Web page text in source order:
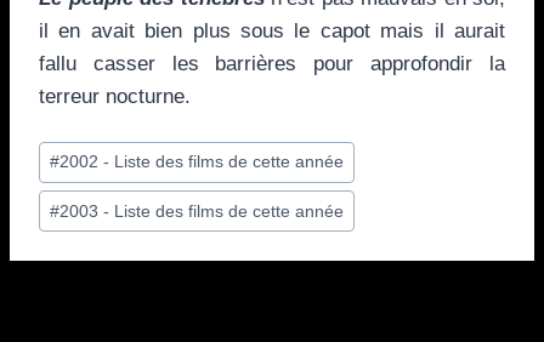
il en avait bien plus sous le capot mais il aurait
fallu casser les barrières pour approfondir la
terreur nocturne.
Étiquettes
de
la
#2002 - Liste des films de cette année
#2003 - Liste des films de cette année